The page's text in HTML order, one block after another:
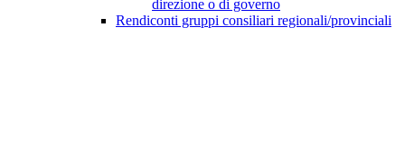
direzione o di governo
Rendiconti gruppi consiliari regionali/provinciali